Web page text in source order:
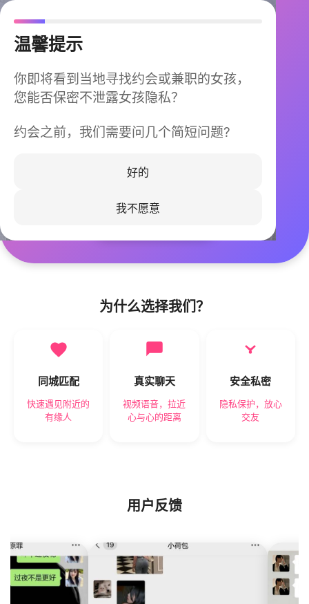
温馨提示
你即将看到当地寻找约会或兼职的女孩，
您能否保密不泄露女孩隐私？
约会之前，我们需要问几个简短问题?
好的
我不愿意
今晚不再孤单
同城快速匹配，马上认识身边的TA
立即下载
为什么选择我们？
同城匹配
快速遇见附近的
有缘人
真实聊天
视频语音，拉近
心与心的距离
安全私密
隐私保护，放心
交友
用户反馈